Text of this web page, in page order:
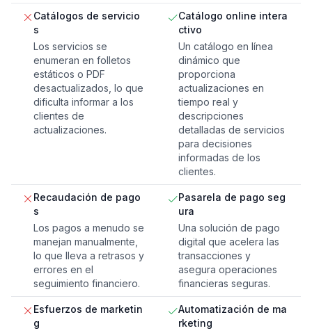
Catálogos de servicio
s
Los servicios se
enumeran en folletos
estáticos o PDF
desactualizados, lo que
dificulta informar a los
clientes de
actualizaciones.
Catálogo online intera
ctivo
Un catálogo en línea
dinámico que
proporciona
actualizaciones en
tiempo real y
descripciones
detalladas de servicios
para decisiones
informadas de los
clientes.
Recaudación de pago
s
Los pagos a menudo se
manejan manualmente,
lo que lleva a retrasos y
errores en el
seguimiento financiero.
Pasarela de pago seg
ura
Una solución de pago
digital que acelera las
transacciones y
asegura operaciones
financieras seguras.
Esfuerzos de marketin
g
Automatización de ma
rketing